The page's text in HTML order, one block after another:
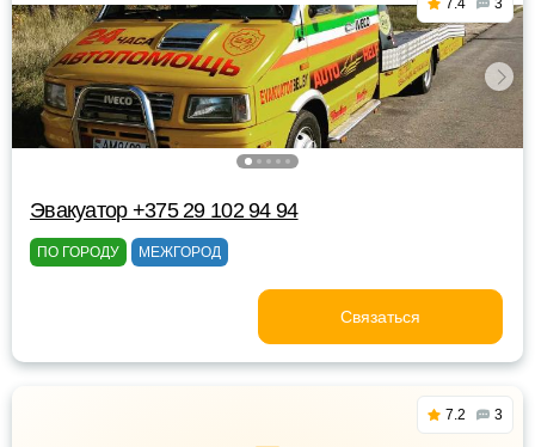
7.4 3
Эвакуатор +375 29 102 94 94
ПО ГОРОДУ МЕЖГОРОД
Связаться
7.2 3